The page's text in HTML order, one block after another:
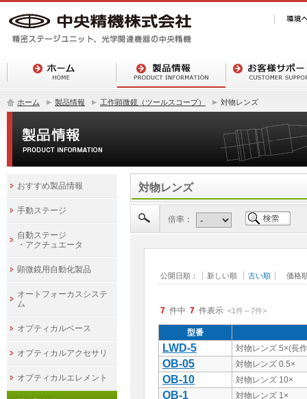
ホーム 製品情報 工作顕微鏡（ツールスコープ） 対物レンズ
対物レンズ
倍率：
公開日順： 新しい順 古い順 価格
7 件中 7 件表示 <1件～7件>
型番
LWD-5 対物レンズ 5×(長
OB-05 対物レンズ 0.5×
OB-10 対物レンズ 10×
OB-1 対物レンズ 1×
おすすめ製品情報
手動ステージ
自動ステージ
・アクチュエータ
顕微鏡用自動化製品
オートフォーカスシステ
ム
オプティカルベース
オプティカルアクセサリ
オプティカルエレメント